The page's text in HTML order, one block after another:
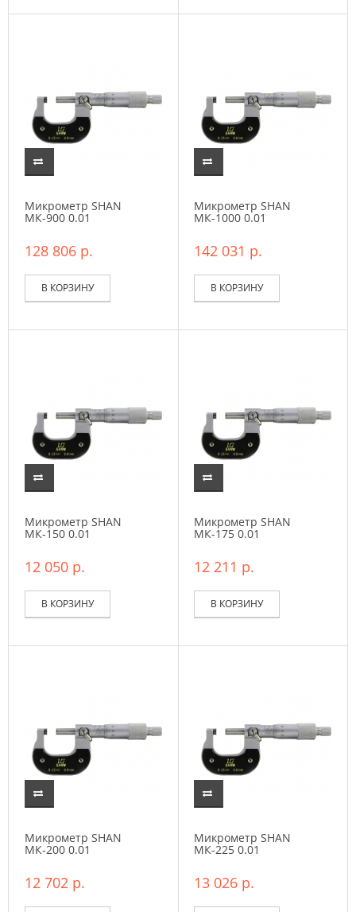
Микрометр SHAN
МК-900 0.01
128 806 р.
В КОРЗИНУ
Микрометр SHAN
МК-1000 0.01
142 031 р.
В КОРЗИНУ
Микрометр SHAN
МК-150 0.01
12 050 р.
В КОРЗИНУ
Микрометр SHAN
МК-175 0.01
12 211 р.
В КОРЗИНУ
Микрометр SHAN
МК-200 0.01
12 702 р.
Микрометр SHAN
МК-225 0.01
13 026 р.